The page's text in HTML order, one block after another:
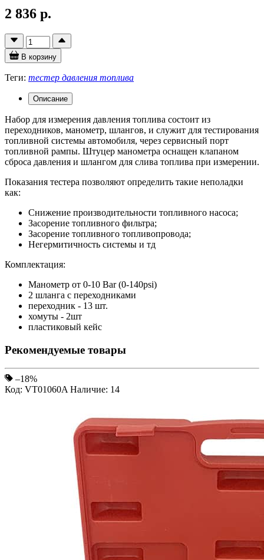
2 836 р.
В корзину
Теги: тестер давления топлива
Описание
Набор для измерения давления топлива состоит из
переходников, манометр, шлангов, и служит для тестирования
топливной системы автомобиля, через сервисный порт
топливной рампы. Штуцер манометра оснащен клапаном
сброса давления и шлангом для слива топлива при измерении.
Показания тестера позволяют определить такие неполадки
как:
Снижение производительности топливного насоса;
Засорение топливного фильтра;
Засорение топливного топливопровода;
Негермитичность системы и тд
Комплектация:
Манометр от 0-10 Bar (0-140psi)
2 шланга с переходниками
переходник - 13 шт.
хомуты - 2шт
пластиковый кейс
Рекомендуемые товары
–18%
Код: VT01060A Наличие: 14